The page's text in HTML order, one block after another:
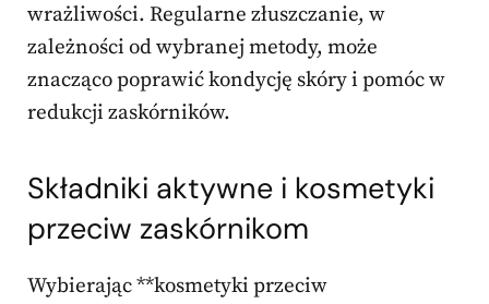
wrażliwości. Regularne złuszczanie, w
zależności od wybranej metody, może
znacząco poprawić kondycję skóry i pomóc w
redukcji zaskórników.
Składniki aktywne i kosmetyki
przeciw zaskórnikom
Wybierając **kosmetyki przeciw